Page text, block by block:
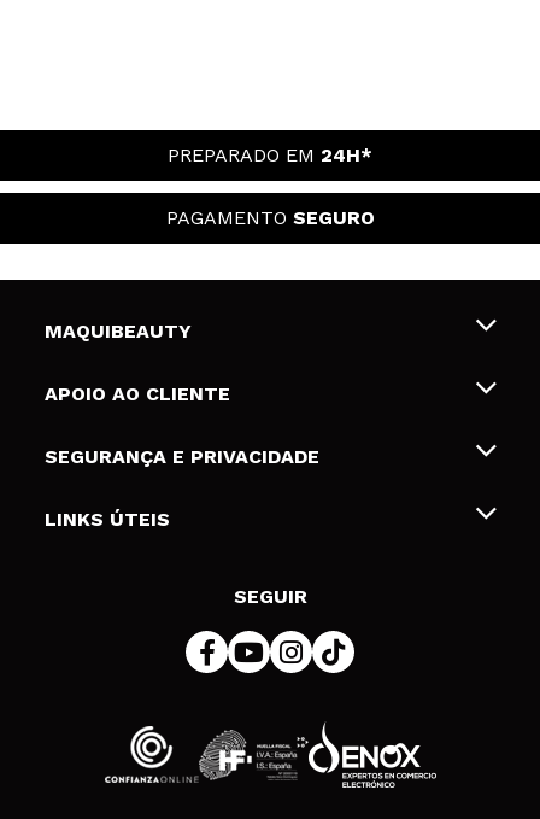
PREPARADO EM 24H*
PAGAMENTO SEGURO
MAQUIBEAUTY
Sobre nós
Gift Cards
APOIO AO CLIENTE
Envios e Devoluções
Formas de pagamento
SEGURANÇA E PRIVACIDADE
Termos e Privacidade
LINKS ÚTEIS
SEGUIR